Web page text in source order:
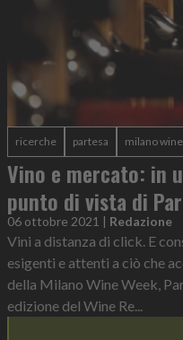
ricerche partesa milano
Vino e mercato: in
punto di vista di
06 ottobre 2021 | Redazione
Vini a distanza di click. E
esigenti e attenti a ciò che
della Milano Wine Week,
edizione del Wine Re...